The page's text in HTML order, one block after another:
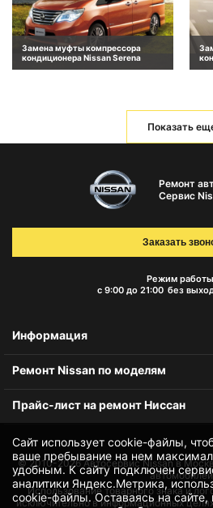
Замена муфты компрессора
кондиционера Nissan Serena
Показать
Сайт использует cookie-файлы,
ваше пребывание на нем
удобным. К cайту подключен
аналитики Яндекс.Метрика,
cookie-файлы. Оставаясь на
Ремонт
Сервис
Режим
с 9:00 до 21:00 без
Заказать
Информация
Ремонт Nissan по моделям
Прайс-лист на ремонт Ниссан
© 2010-2026Автосервис Nissan в
автомобилей
Использование товарного знака и
исключительно в информационных